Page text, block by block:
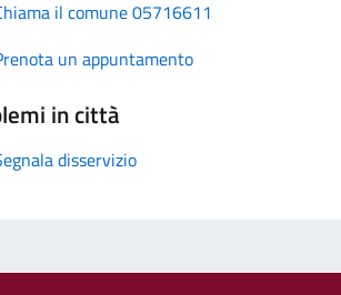
il comune 05716611
un appuntamento
in città
disservizio